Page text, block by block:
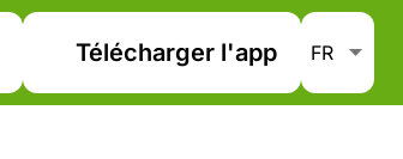
Télécharger l'app